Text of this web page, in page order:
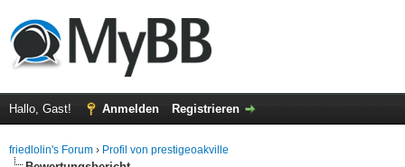
Hallo, Gast! Anmelden Registrieren
friedlolin's Forum › Profil von prestigeoakville